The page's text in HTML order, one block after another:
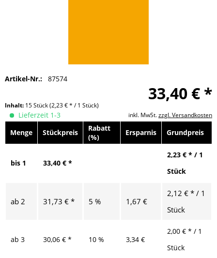
Artikel-Nr.: 87574
33,40 € *
Inhalt: 15 Stück(2,23 € * / 1 Stück)
inkl. MwSt.zzgl. Versandkosten
Lieferzeit 1-3
Menge
Stückpreis
Rabatt
(%)
Ersparnis Grundpreis
bis 1 33,40 € *
2,23 € * / 1
Stück
ab 2 31,73 € * 5 % 1,67 €
2,12 € * / 1
Stück
ab 3 30,06 € * 10 % 3,34 €
2,00 € * / 1
Stück